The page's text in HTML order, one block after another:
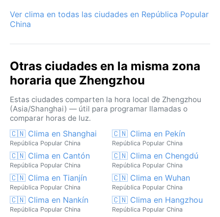
Ver clima en todas las ciudades en República Popular
China
Otras ciudades en la misma zona
horaria que Zhengzhou
Estas ciudades comparten la hora local de Zhengzhou
(Asia/Shanghai) — útil para programar llamadas o
comparar horas de luz.
🇨🇳 Clima en Shanghai
República Popular China
🇨🇳 Clima en Pekín
República Popular China
🇨🇳 Clima en Cantón
República Popular China
🇨🇳 Clima en Chengdú
República Popular China
🇨🇳 Clima en Tianjín
República Popular China
🇨🇳 Clima en Wuhan
República Popular China
🇨🇳 Clima en Nankín
República Popular China
🇨🇳 Clima en Hangzhou
República Popular China